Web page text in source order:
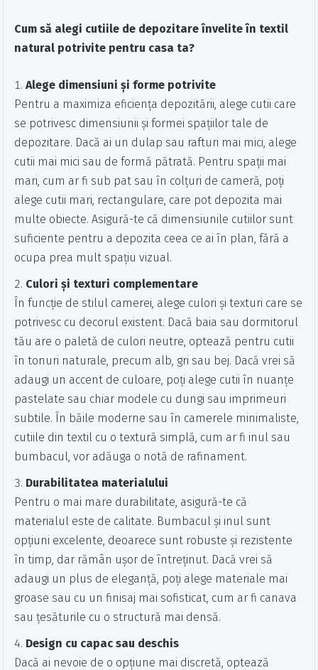
Cum să alegi cutiile de depozitare învelite în textil
natural potrivite pentru casa ta?
Alege dimensiuni și forme potrivite
Pentru a maximiza eficiența depozitării, alege cutii care
se potrivesc dimensiunii și formei spațiilor tale de
depozitare. Dacă ai un dulap sau rafturi mai mici, alege
cutii mai mici sau de formă pătrată. Pentru spații mai
mari, cum ar fi sub pat sau în colțuri de cameră, poți
alege cutii mari, rectangulare, care pot depozita mai
multe obiecte. Asigură-te că dimensiunile cutiilor sunt
suficiente pentru a depozita ceea ce ai în plan, fără a
ocupa prea mult spațiu vizual.
Culori și texturi complementare
În funcție de stilul camerei, alege culori și texturi care se
potrivesc cu decorul existent. Dacă baia sau dormitorul
tău are o paletă de culori neutre, optează pentru cutii
în tonuri naturale, precum alb, gri sau bej. Dacă vrei să
adaugi un accent de culoare, poți alege cutii în nuanțe
pastelate sau chiar modele cu dungi sau imprimeuri
subtile. În băile moderne sau în camerele minimaliste,
cutiile din textil cu o textură simplă, cum ar fi inul sau
bumbacul, vor adăuga o notă de rafinament.
Durabilitatea materialului
Pentru o mai mare durabilitate, asigură-te că
materialul este de calitate. Bumbacul și inul sunt
opțiuni excelente, deoarece sunt robuste și rezistente
în timp, dar rămân ușor de întreținut. Dacă vrei să
adaugi un plus de eleganță, poți alege materiale mai
groase sau cu un finisaj mai sofisticat, cum ar fi canava
sau țesăturile cu o structură mai densă.
Design cu capac sau deschis
Dacă ai nevoie de o opțiune mai discretă, optează